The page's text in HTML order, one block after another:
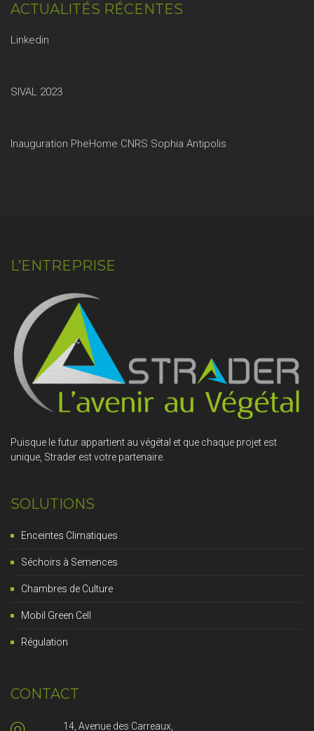
ACTUALITÉS RÉCENTES
Linkedin
SIVAL 2023
Inauguration PheHome CNRS Sophia Antipolis
L’ENTREPRISE
Puisque le futur appartient au végétal et que chaque projet est
unique, Strader est votre partenaire.
SOLUTIONS
Enceintes Climatiques
Séchoirs à Semences
Chambres de Culture
Mobil Green Cell
Régulation
CONTACT
14, Avenue des Carreaux,